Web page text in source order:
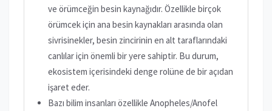
ve örümceğin besin kaynağıdır. Özellikle birçok
örümcek için ana besin kaynakları arasında olan
sivrisinekler, besin zincirinin en alt taraflarındaki
canlılar için önemli bir yere sahiptir. Bu durum,
ekosistem içerisindeki denge rolüne de bir açıdan
işaret eder.
Bazı bilim insanları özellikle Anopheles/Anofel